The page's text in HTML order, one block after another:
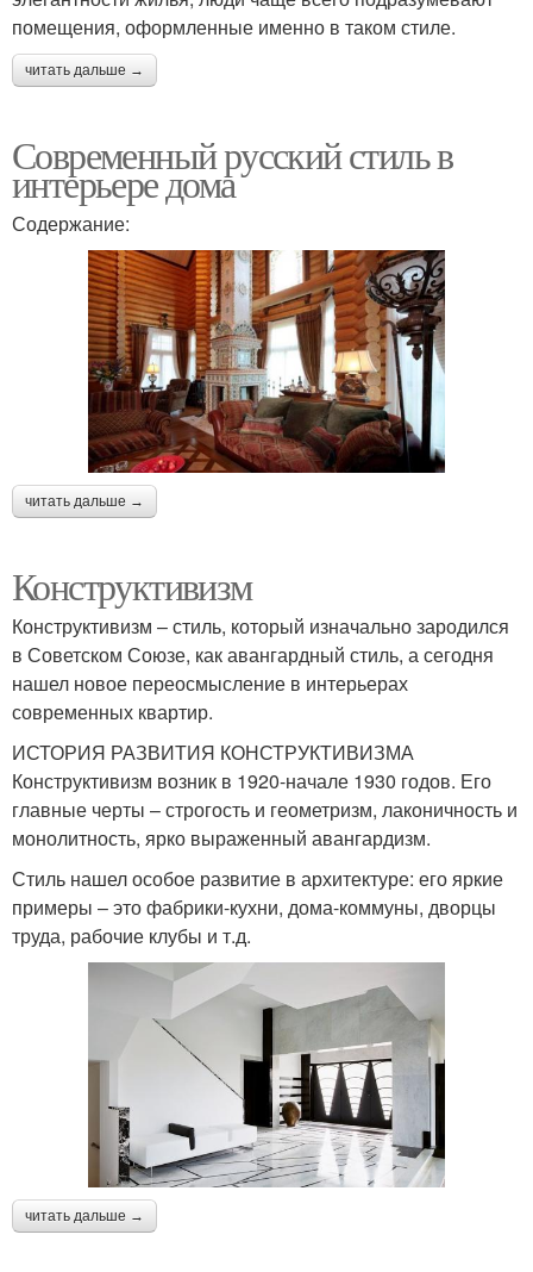
помещения, оформленные именно в таком стиле.
читать дальше →
Современный русский стиль в
интерьере дома
Содержание:
читать дальше →
Конструктивизм
Конструктивизм – стиль, который изначально зародился
в Советском Союзе, как авангардный стиль, а сегодня
нашел новое переосмысление в интерьерах
современных квартир.
ИСТОРИЯ РАЗВИТИЯ КОНСТРУКТИВИЗМА
Конструктивизм возник в 1920-начале 1930 годов. Его
главные черты – строгость и геометризм, лаконичность и
монолитность, ярко выраженный авангардизм.
Стиль нашел особое развитие в архитектуре: его яркие
примеры – это фабрики-кухни, дома-коммуны, дворцы
труда, рабочие клубы и т.д.
читать дальше →